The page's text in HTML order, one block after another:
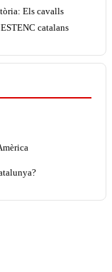
Els cavalls
catalans